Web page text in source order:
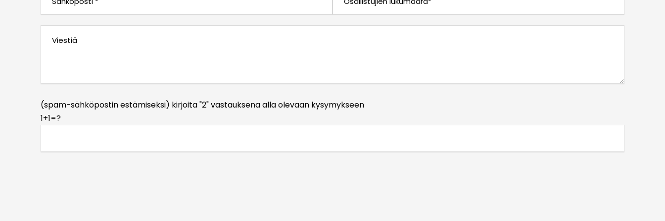
(spam-sähköpostin estämiseksi) kirjoita "2" vastauksena alla olevaan kysymykseen
1+1=?